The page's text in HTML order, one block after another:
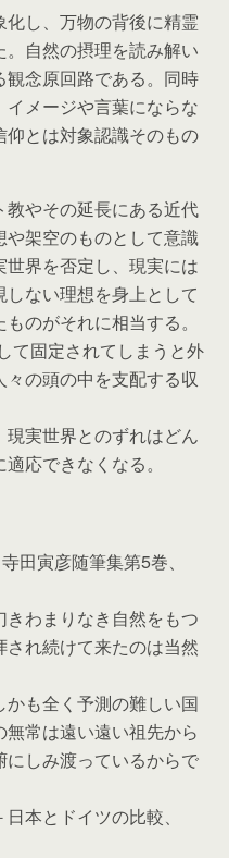
し、万物の背後に精霊
自然の摂理を読み解い
念原回路である。同時
メージや言葉にならな
とは対象認識そのもの
やその延長にある近代
架空のものとして意識
界を否定し、現実には
ない理想を身上として
のがそれに相当する。
て固定されてしまうと外
の頭の中を支配する収
実世界とのずれはどん
応できなくなる。
田寅彦随筆集第5巻、
きわまりなき自然をもつ
れ続けて来たのは当然
かも全く予測の難しい国
常は遠い遠い祖先から
しみ渡っているからで
本とドイツの比較、